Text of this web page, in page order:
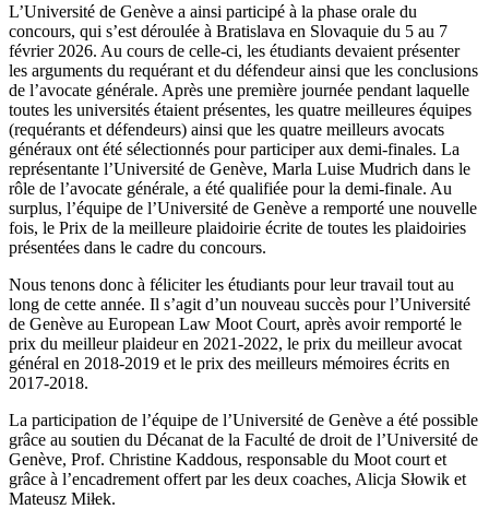
L’Université de Genève a ainsi participé à la phase orale du
concours, qui s’est déroulée à Bratislava en Slovaquie du 5 au 7
février 2026. Au cours de celle-ci, les étudiants devaient présenter
les arguments du requérant et du défendeur ainsi que les conclusions
de l’avocate générale. Après une première journée pendant laquelle
toutes les universités étaient présentes, les quatre meilleures équipes
(requérants et défendeurs) ainsi que les quatre meilleurs avocats
généraux ont été sélectionnés pour participer aux demi-finales. La
représentante l’Université de Genève, Marla Luise Mudrich dans le
rôle de l’avocate générale, a été qualifiée pour la demi-finale. Au
surplus, l’équipe de l’Université de Genève a remporté une nouvelle
fois, le Prix de la meilleure plaidoirie écrite de toutes les plaidoiries
présentées dans le cadre du concours.
Nous tenons donc à féliciter les étudiants pour leur travail tout au
long de cette année. Il s’agit d’un nouveau succès pour l’Université
de Genève au European Law Moot Court, après avoir remporté le
prix du meilleur plaideur en 2021-2022, le prix du meilleur avocat
général en 2018-2019 et le prix des meilleurs mémoires écrits en
2017-2018.
La participation de l’équipe de l’Université de Genève a été possible
grâce au soutien du Décanat de la Faculté de droit de l’Université de
Genève, Prof. Christine Kaddous, responsable du Moot court et
grâce à l’encadrement offert par les deux coaches, Alicja Słowik et
Mateusz Miłek.